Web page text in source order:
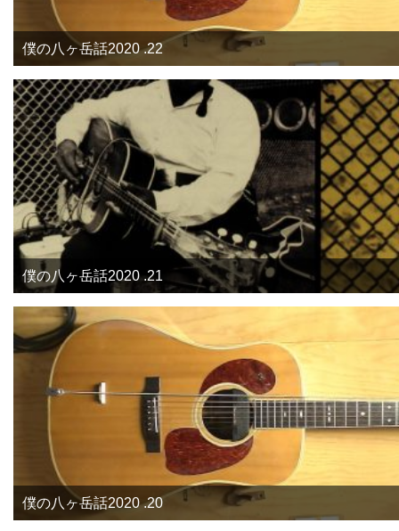
僕の八ヶ岳話2020 .22
僕の八ヶ岳話2020 .21
僕の八ヶ岳話2020 .20